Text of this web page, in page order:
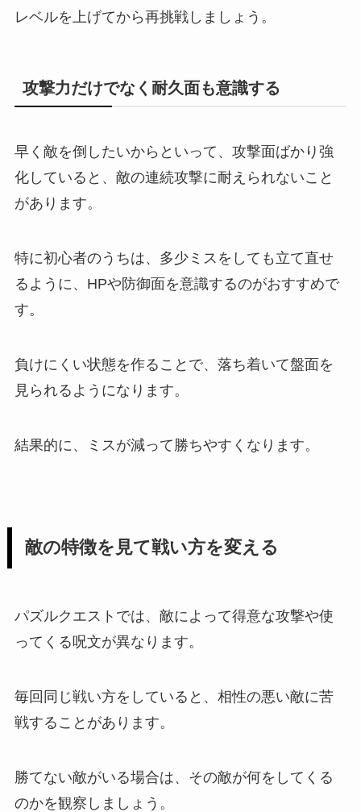
レベルを上げてから再挑戦しましょう。
攻撃力だけでなく耐久面も意識する
早く敵を倒したいからといって、攻撃面ばかり強
化していると、敵の連続攻撃に耐えられないこと
があります。
特に初心者のうちは、多少ミスをしても立て直せ
るように、HPや防御面を意識するのがおすすめで
す。
負けにくい状態を作ることで、落ち着いて盤面を
見られるようになります。
結果的に、ミスが減って勝ちやすくなります。
敵の特徴を見て戦い方を変える
パズルクエストでは、敵によって得意な攻撃や使
ってくる呪文が異なります。
毎回同じ戦い方をしていると、相性の悪い敵に苦
戦することがあります。
勝てない敵がいる場合は、その敵が何をしてくる
のかを観察しましょう。